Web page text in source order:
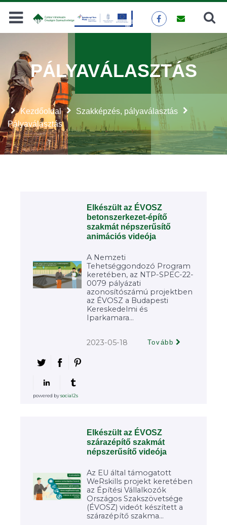
Keresés
Kezdőoldal
Szakképzés, pályaválasztás
Pályaválasztás
PÁLYAVÁLASZTÁS
Elkészült az ÉVOSZ
betonszerkezet-építő
szakmát népszerűsítő
animációs videója
A Nemzeti
Tehetséggondozó Program
keretében, az NTP-SPEC-22-
0079 pályázati
azonosítószámú projektben
az ÉVOSZ a Budapesti
Kereskedelmi és
Iparkamara...
2023-05-18 Tovább
powered bysocial2s
Elkészült az ÉVOSZ
szárazépítő szakmát
népszerűsítő videója
Az EU által támogatott
WeRskills projekt keretében
az Építési Vállalkozók
Országos Szakszövetsége
(ÉVOSZ) videót készített a
szárazépítő szakma...